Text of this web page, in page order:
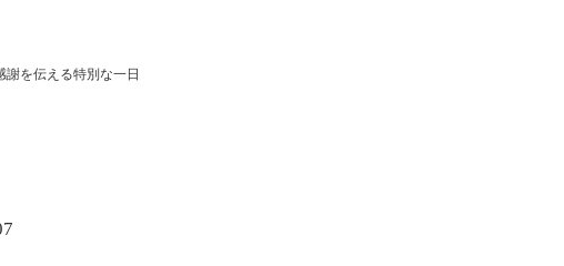
謝を伝える特別な一日